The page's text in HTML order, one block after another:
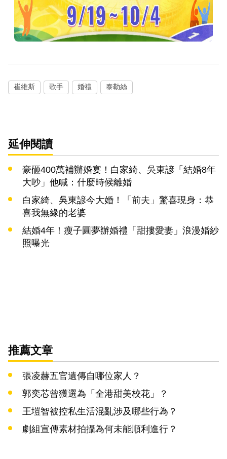
崔維斯 歌手 婚禮 泰勒絲
延伸閱讀
豪砸400萬補辦婚宴！白家綺、吳東諺「結婚8年
大吵」他喊：什麼時候離婚
白家綺、吳東諺今大婚！「前夫」驚喜現身：恭
喜我無緣的老婆
結婚4年！瘦子圓夢辦婚禮「甜摟愛妻」浪漫婚紗
照曝光
推薦文章
張凌赫五官遺傳自哪位家人？
郭奕芯曾獲選為「全港甜美校花」？
王塏智被控私生活混亂涉及哪些行為？
劇組宣傳素材拍攝為何未能順利進行？